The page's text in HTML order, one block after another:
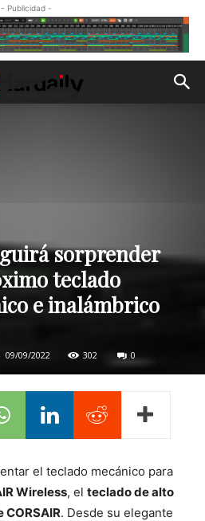
- Publicidad -
sorprender
teclado
e inalámbrico
09/09/2022 302 0
el teclado mecánico para
Wireless, el teclado de alto
. Desde su elegante